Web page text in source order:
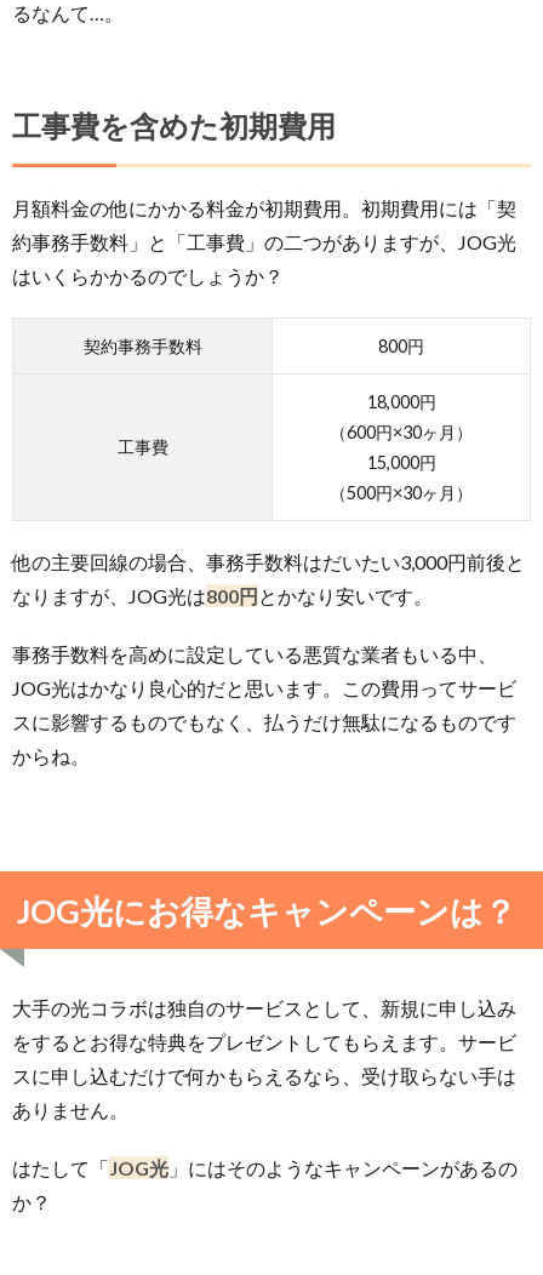
るなんて…。
工事費を含めた初期費用
月額料金の他にかかる料金が初期費用。初期費用には「契
約事務手数料」と「工事費」の二つがありますが、JOG光
はいくらかかるのでしょうか？
契約事務手数料 800円
工事費
18,000円
（600円×30ヶ月）
15,000円
（500円×30ヶ月）
他の主要回線の場合、事務手数料はだいたい3,000円前後と
なりますが、JOG光は800円とかなり安いです。
事務手数料を高めに設定している悪質な業者もいる中、
JOG光はかなり良心的だと思います。この費用ってサービ
スに影響するものでもなく、払うだけ無駄になるものです
からね。
JOG光にお得なキャンペーンは？
大手の光コラボは独自のサービスとして、新規に申し込み
をするとお得な特典をプレゼントしてもらえます。サービ
スに申し込むだけで何かもらえるなら、受け取らない手は
ありません。
はたして「JOG光 」にはそのようなキャンペーンがあるの
か？